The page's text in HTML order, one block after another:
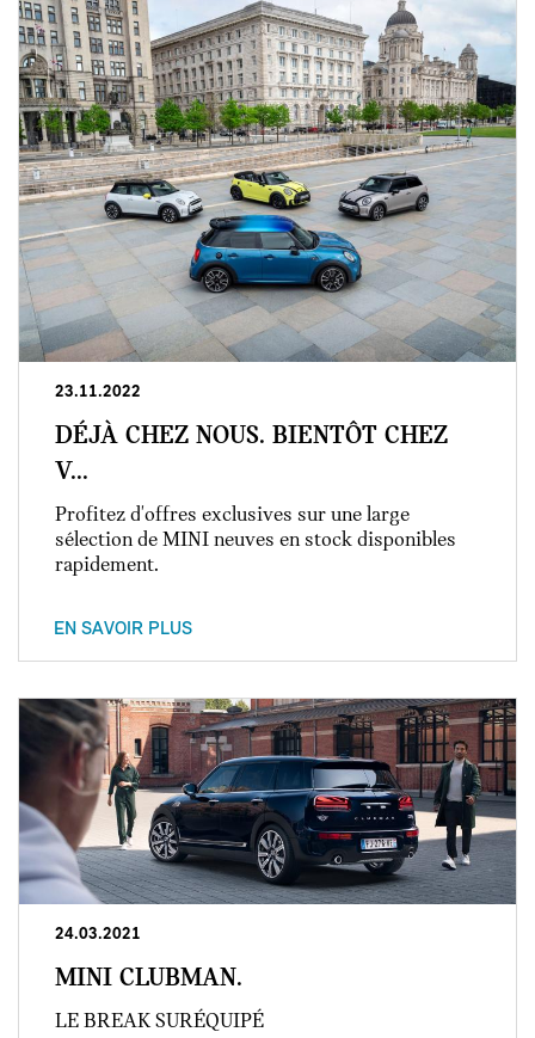
23.11.2022
DÉJÀ CHEZ NOUS. BIENTÔT CHEZ
V...
Profitez d'offres exclusives sur une large
sélection de MINI neuves en stock disponibles
rapidement.
EN SAVOIR PLUS
24.03.2021
MINI CLUBMAN.
LE BREAK SURÉQUIPÉ